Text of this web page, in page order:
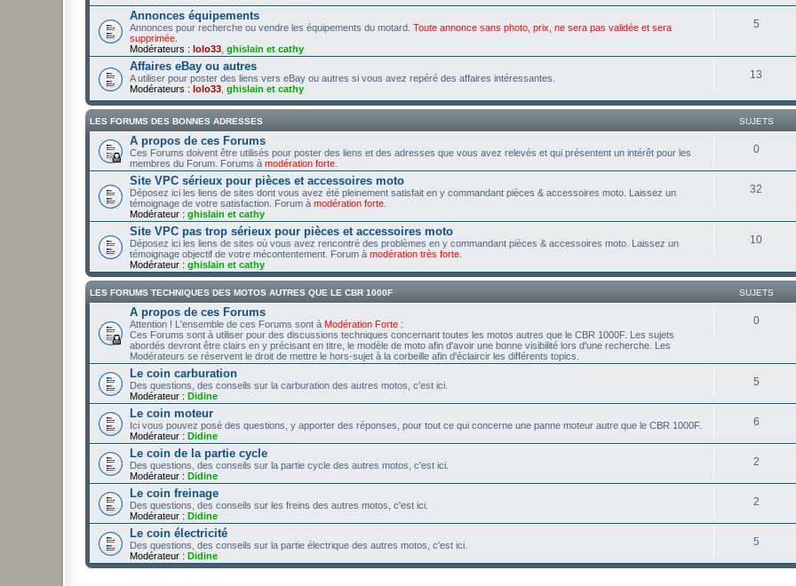
Annonces équipements
Annonces pour recherche ou vendre les équipements du motard. Toute annonce sans photo, prix, ne sera pas validée et sera
supprimée.
Modérateurs : lolo33 ghislain et cathy
5
Affaires eBay ou autres
A utiliser pour poster des liens vers eBay ou autres si vous avez repéré des affaires intéressantes.
Modérateurs : lolo33 ghislain et cathy
13
LES FORUMS DES BONNES ADRESSES SUJETS
A propos de ces Forums
Ces Forums doivent être utilisés pour poster des liens et des adresses que vous avez relevés et qui présentent un intérêt pour les
membres du Forum. Forums à modération forte
0
Site VPC sérieux pour pièces et accessoires moto
Déposez ici les liens de sites dont vous avez été pleinement satisfait en y commandant pièces & accessoires moto. Laissez un
témoignage de votre satisfaction. Forum à modération forte
Modérateur : ghislain et cathy
32
Site VPC pas trop sérieux pour pièces et accessoires moto
Déposez ici les liens de sites où vous avez rencontré des problèmes en y commandant pièces & accessoires moto. Laissez un
témoignage objectif de votre mécontentement. Forum à modération très forte
Modérateur : ghislain et cathy
10
LES FORUMS TECHNIQUES DES MOTOS AUTRES QUE LE CBR 1000F SUJETS
A propos de ces Forums
Attention ! L'ensemble de ces Forums sont à Modération Forte :
Ces Forums sont à utiliser pour des discussions techniques concernant toutes les motos autres que le CBR 1000F. Les sujets
abordés devront être clairs en y précisant en titre, le modèle de moto afin d'avoir une bonne visibilité lors d'une recherche. Les
Modérateurs se réservent le droit de mettre le hors-sujet à la corbeille afin d'éclaircir les différents topics.
0
Le coin carburation
Des questions, des conseils sur la carburation des autres motos, c'est ici.
Modérateur : Didine
5
Le coin moteur
Ici vous pouvez posé des questions, y apporter des réponses, pour tout ce qui concerne une panne moteur autre que le CBR 1000F.
Modérateur : Didine
6
Le coin de la partie cycle
Des questions, des conseils sur la partie cycle des autres motos, c'est ici.
Modérateur : Didine
2
Le coin freinage
Des questions, des conseils sur les freins des autres motos, c'est ici.
Modérateur : Didine
2
Le coin électricité
Des questions, des conseils sur la partie électrique des autres motos, c'est ici.
Modérateur : Didine
5